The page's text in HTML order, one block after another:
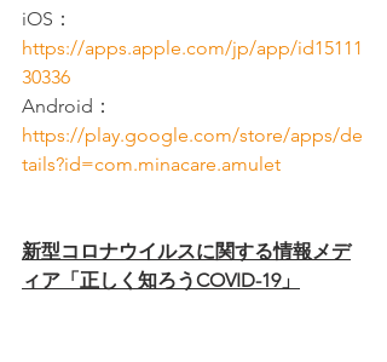
iOS：
https://apps.apple.com/jp/app/id15111
30336
Android：
https://play.google.com/store/apps/de
tails?id=com.minacare.amulet
新型コロナウイルスに関する情報メデ
ィア「正しく知ろうCOVID-19」